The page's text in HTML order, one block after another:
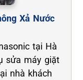
Xả Nước
tại Hà
sửa máy giặt
nhà khách